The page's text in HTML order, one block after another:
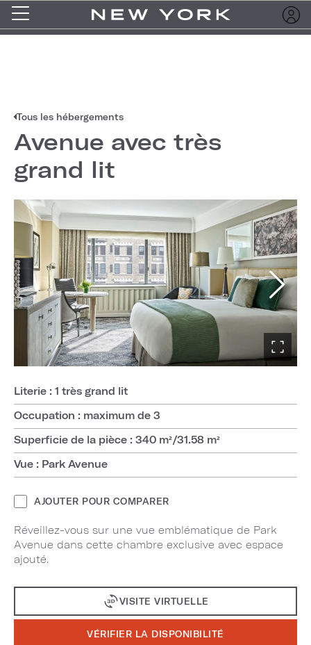
Tous les hébergements
Avenue avec très
grand lit
Literie : 1 très grand lit
Occupation : maximum de 3
Superficie de la pièce : 340 m²/31.58 m²
Vue : Park Avenue
AJOUTER POUR COMPARER
Réveillez-vous sur une vue emblématique de Park
Avenue dans cette chambre exclusive avec espace
ajouté.
VISITE VIRTUELLE
VÉRIFIER LA DISPONIBILITÉ